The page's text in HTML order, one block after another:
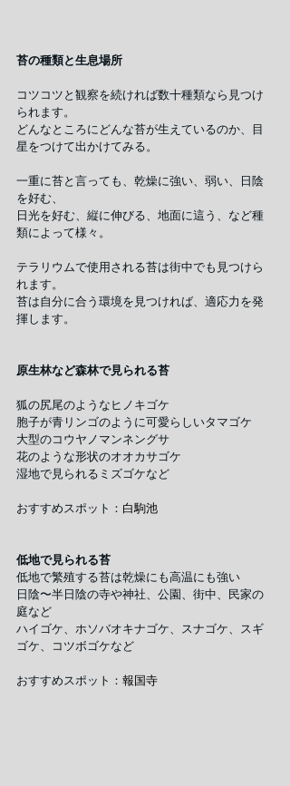
苔の種類と生息場所
コツコツと観察を続ければ数十種類なら見つけ
られます。
どんなところにどんな苔が生えているのか、目
星をつけて出かけてみる。
一重に苔と言っても、乾燥に強い、弱い、日陰
を好む、
日光を好む、縦に伸びる、地面に這う、など種
類によって様々。
テラリウムで使用される苔は街中でも見つけら
れます。
苔は自分に合う環境を見つければ、適応力を発
揮します。
原生林など森林で見られる苔
狐の尻尾のようなヒノキゴケ
胞子が青リンゴのように可愛らしいタマゴケ
大型のコウヤノマンネングサ
花のような形状のオオカサゴケ
湿地で見られるミズゴケなど
おすすめスポット： 白駒池
低地で見られる苔
低地で繁殖する苔は乾燥にも高温にも強い
日陰〜半日陰の寺や神社、公園、街中、民家の
庭など
ハイゴケ、ホソバオキナゴケ、スナゴケ、スギ
ゴケ、コツボゴケなど
おすすめスポット： 報国寺